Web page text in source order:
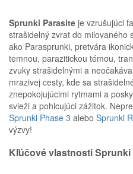
Sprunki Parasite je vzrušujúci
strašidelný zvrat do milovaného
ako Parasprunki, pretvára
temnou, parazitickou témou,
zvuky strašidelnými a
mrazivej cesty, kde sa
znepokojujúcimi rytmami a
svieži a pohlcujúci zážitok.
Sprunki Phase 3 alebo Sprunki
výzvy!
Kľúčové vlastnostiSprunki